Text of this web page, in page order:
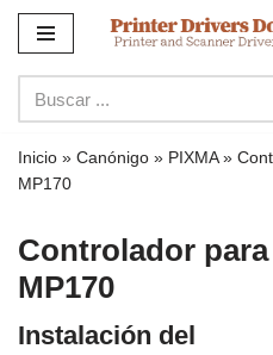
contenido
Inicio » Canónigo » PIXMA»
MP170
Controlador
MP170
Instalación del